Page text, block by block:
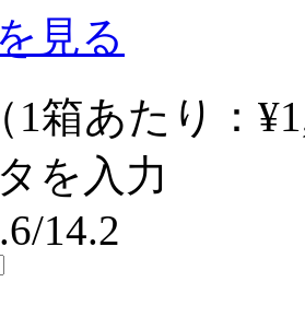
見る
（1箱あたり：
を入力
14.2